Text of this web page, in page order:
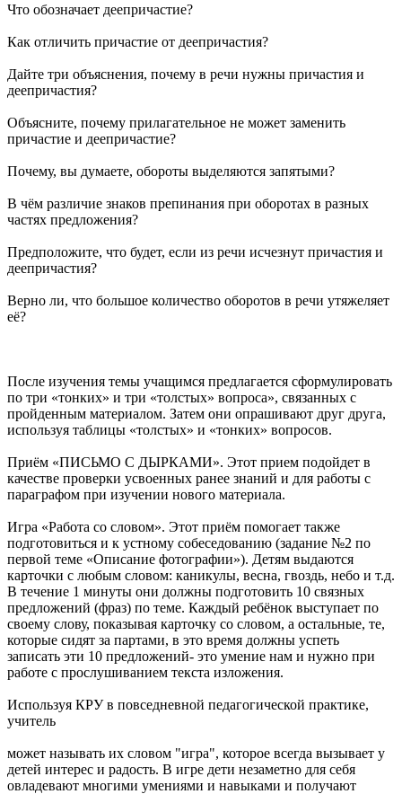
Что обозначает деепричастие?
Как отличить причастие от деепричастия?
Дайте три объяснения, почему в речи нужны причастия и
деепричастия?
Объясните, почему прилагательное не может заменить
причастие и деепричастие?
Почему, вы думаете, обороты выделяются запятыми?
В чём различие знаков препинания при оборотах в разных
частях предложения?
Предположите, что будет, если из речи исчезнут причастия и
деепричастия?
Верно ли, что большое количество оборотов в речи утяжеляет
её?
После изучения темы учащимся предлагается сформулировать
по три «тонких» и три «толстых» вопроса», связанных с
пройденным материалом. Затем они опрашивают друг друга,
используя таблицы «толстых» и «тонких» вопросов.
Приём «ПИСЬМО С ДЫРКАМИ». Этот прием подойдет в
качестве проверки усвоенных ранее знаний и для работы с
параграфом при изучении нового материала.
Игра «Работа со словом». Этот приём помогает также
подготовиться и к устному собеседованию (задание №2 по
первой теме «Описание фотографии»). Детям выдаются
карточки с любым словом: каникулы, весна, гвоздь, небо и т.д.
В течение 1 минуты они должны подготовить 10 связных
предложений (фраз) по теме. Каждый ребёнок выступает по
своему слову, показывая карточку со словом, а остальные, те,
которые сидят за партами, в это время должны успеть
записать эти 10 предложений- это умение нам и нужно при
работе с прослушиванием текста изложения.
Используя КРУ в повседневной педагогической практике,
учитель
может называть их словом "игра", которое всегда вызывает у
детей интерес и радость. В игре дети незаметно для себя
овладевают многими умениями и навыками и получают